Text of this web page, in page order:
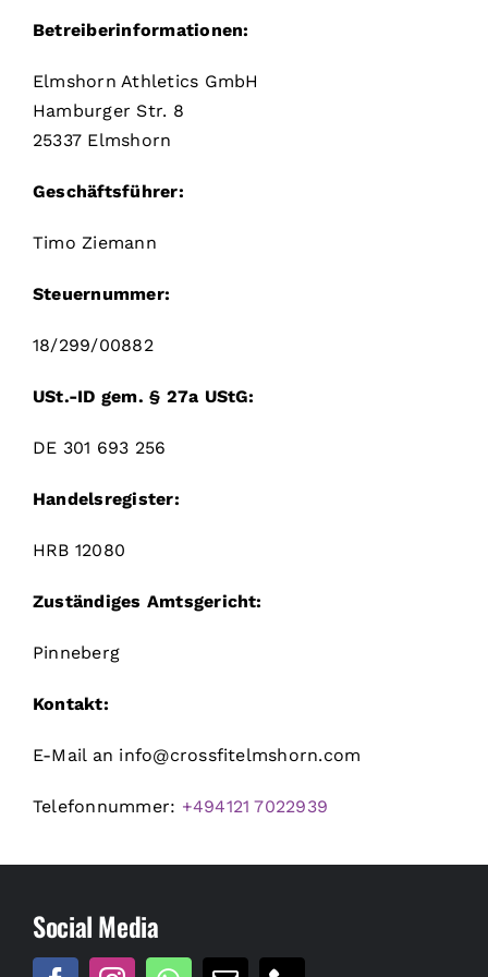
Betreiberinformationen:
Elmshorn Athletics GmbH
Hamburger Str. 8
25337 Elmshorn
Geschäftsführer:
Timo Ziemann
Steuernummer:
18/299/00882
USt.-ID gem. § 27a UStG:
DE 301 693 256
Handelsregister:
HRB 12080
Zuständiges Amtsgericht:
Pinneberg
Kontakt:
E-Mail an info@crossfitelmshorn.com
Telefonnummer: +494121 7022939
Social Media